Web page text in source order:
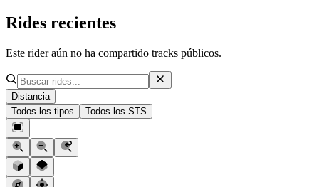
Rides recientes
Este rider aún no ha compartido tracks públicos.
Distancia
Todos los tipos
Todos los STS